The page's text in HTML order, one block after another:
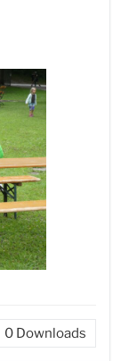
0 Downloads